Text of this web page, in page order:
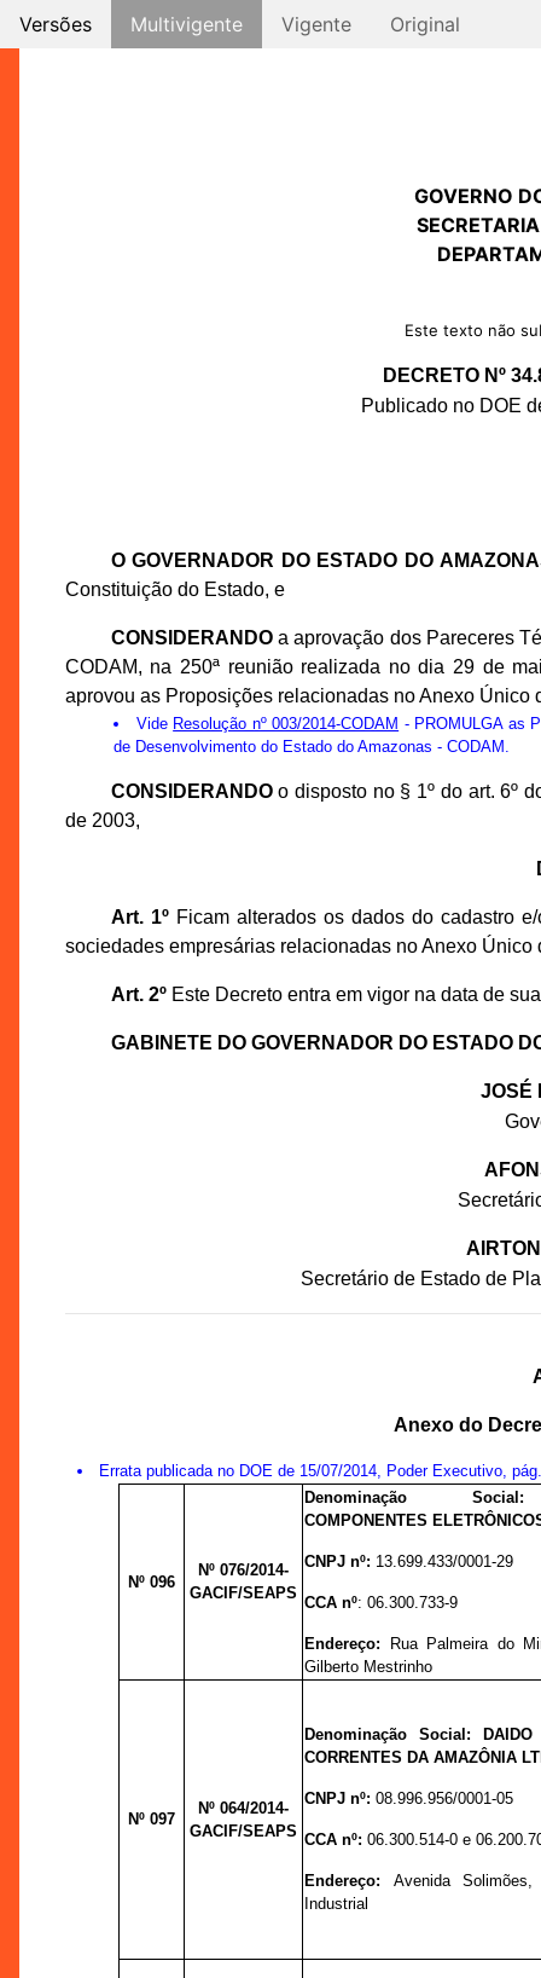
Versões Multivigente Vigente Original
GOVERNO
Este texto não
DECRETO Nº
Publicado no DOE
O GOVERNADOR DO ESTADO DO
Constituição do Estado, e
CONSIDERANDOa aprovação dos Pareceres
CODAM, na 250ª reunião realizada no dia 29 de
aprovou as Proposições relacionadas no Anexo Único
Vide Resolução nº 003/2014-CODAM - PROMULGA as
de Desenvolvimento do Estado do Amazonas - CODAM.
CONSIDERANDOo disposto no § 1º do art. 6º
de 2003,
Art. 1ºFicam alterados os dados do cadastro
sociedades empresárias relacionadas no Anexo Único
Art. 2ºEste Decreto entra em vigor na data de
GABINETE DO GOVERNADOR DO ESTADO
JOSÉ
Secretário de Estado de
Anexo do
Errata publicada no DOE de 15/07/2014, Poder Executivo,
Nº 096
Nº 076/2014-
GACIF/SEAPS
Denominação
COMPONENTES
CNPJ nº: 13.699.433/0001-29
CCA nº:06.300.733-9
Endereço:
Rua Palmeira do
Gilberto Mestrinho
Nº 097
Nº 064/2014-
GACIF/SEAPS
Denominação Social:
CORRENTES DA AMAZÔNIA
CNPJ nº:08.996.956/0001-05
CCA nº:06.300.514-0 e
Endereço: Avenida
Industrial